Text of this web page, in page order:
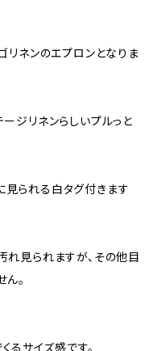
リネンのエプロンとなりま
ジリネンらしいプルっと
られる白タグ付きます
れ見られますが、その他目
。
るサイズ感です。